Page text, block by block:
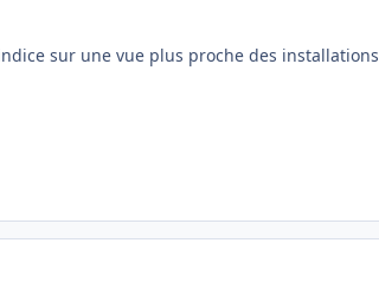
sur une vue plus proche des installations